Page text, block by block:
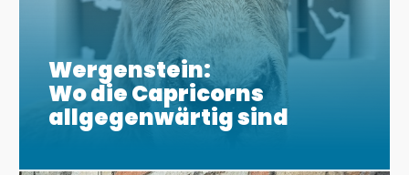
Wergenstein:
Wo die Capricorns
allgegenwärtig sind